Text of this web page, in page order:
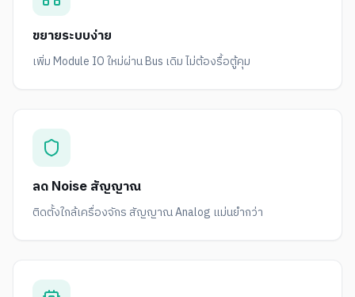
ขยายระบบง่าย
เพิ่ม Module IO ใหม่ผ่าน Bus เดิม ไม่ต้องรื้อตู้คุม
ลด Noise สัญญาณ
ติดตั้งใกล้เครื่องจักร สัญญาณ Analog แม่นยำกว่า